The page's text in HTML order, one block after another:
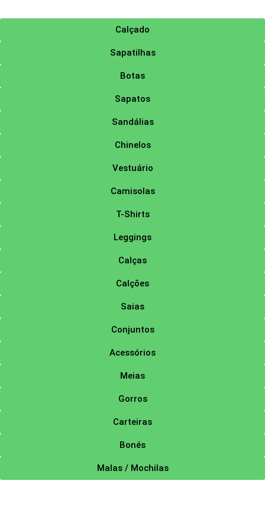
Calçado
Sapatilhas
Botas
Sapatos
Sandálias
Chinelos
Vestuário
Camisolas
T-Shirts
Leggings
Calças
Calções
Saias
Conjuntos
Acessórios
Meias
Gorros
Carteiras
Bonés
Malas / Mochilas